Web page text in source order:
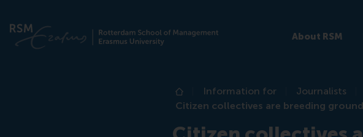
About RSM
Home
Information for Journalists
Citizen collectives are breeding